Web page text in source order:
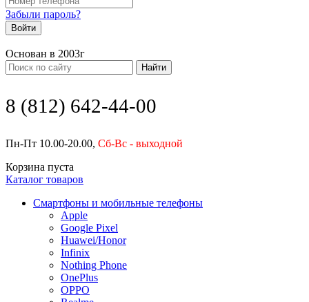
Забыли пароль?
Войти
Основан в 2003г
Найти
8 (812) 642-44-00
Пн-Пт 10.00-20.00, Сб-Вс - выходной
Корзина пуста
Каталог товаров
Смартфоны и мобильные телефоны
Apple
Google Pixel
Huawei/Honor
Infinix
Nothing Phone
OnePlus
OPPO